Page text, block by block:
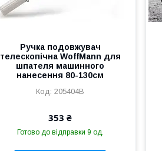
Ручка подовжувач
телескопічна WoffMann для
шпателя машинного
нанесення 80-130см
205404B
353 ₴
Готово до відправки 9 од.